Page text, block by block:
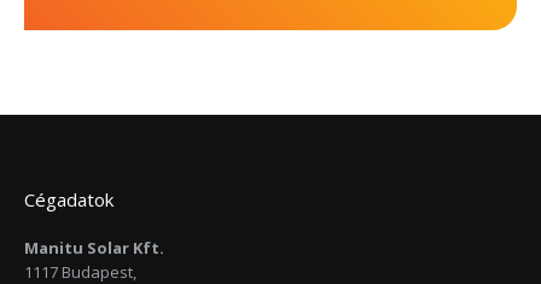
Cégadatok
Manitu Solar Kft.
1117 Budapest,